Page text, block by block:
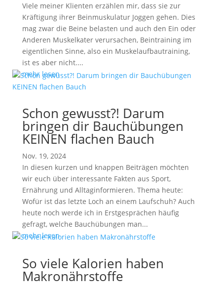
Viele meiner Klienten erzählen mir, dass sie zur
Kräftigung ihrer Beinmuskulatur Joggen gehen. Dies
mag zwar die Beine belasten und auch den Ein oder
Anderen Muskelkater verursachen, Beintraining im
eigentlichen Sinne, also ein Muskelaufbautraining,
ist es aber nicht....
mehr lesen
Schon gewusst?! Darum
bringen dir Bauchübungen
KEINEN flachen Bauch
Nov. 19, 2024
In diesen kurzen und knappen Beiträgen möchten
wir euch über interessante Fakten aus Sport,
Ernährung und Alltaginformieren. Thema heute:
Wofür ist das letzte Loch an einem Laufschuh? Auch
heute noch werde ich in Erstgesprächen häufig
gefragt, welche Bauchübungen man...
mehr lesen
So viele Kalorien haben
Makronährstoffe